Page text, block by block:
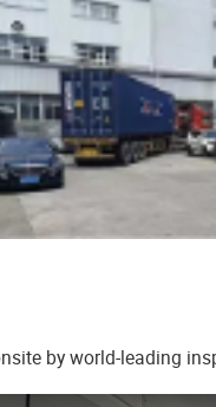
by world-leading